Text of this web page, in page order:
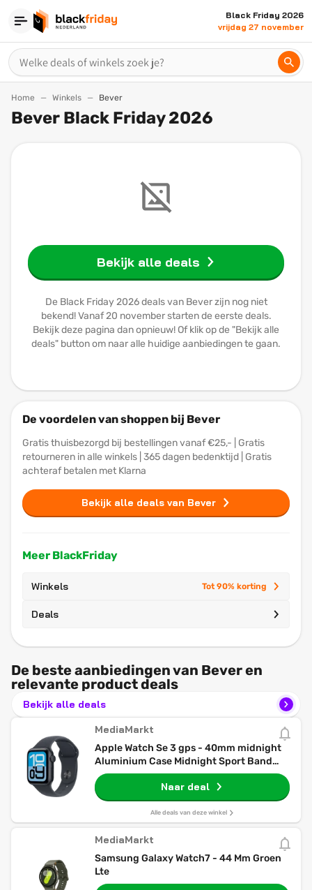
Black Friday 2026
vrijdag 27 november
Home Winkels Bever
Bever Black Friday 2026
Bekijk alle deals
De Black Friday 2026 deals van Bever zijn nog niet
bekend! Vanaf 20 november starten de eerste deals.
Bekijk deze pagina dan opnieuw! Of klik op de "Bekijk alle
deals" button om naar alle huidige aanbiedingen te gaan.
De voordelen van shoppen bij Bever
Gratis thuisbezorgd bij bestellingen vanaf €25,- | Gratis
retourneren in alle winkels | 365 dagen bedenktijd | Gratis
achteraf betalen met Klarna
Bekijk alle deals van Bever
Meer BlackFriday
Winkels Tot 90% korting
Deals
De beste aanbiedingen van Bever en
relevante product deals
Bekijk alle deals
MediaMarkt
Apple Watch Se 3 gps - 40mm midnight
Aluminium Case Midnight Sport Band
S/m Smartwatch
Naar deal
Alle deals van deze winkel
MediaMarkt
Samsung Galaxy Watch7 - 44 Mm Groen
Lte